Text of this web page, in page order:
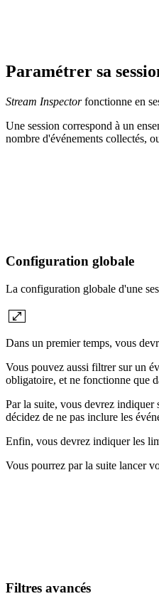
Paramétrer sa
Stream Inspectorfonctionne en
Une session correspond à un
nombre d'événements collectés,
Configuration globale
La configuration globale d'une
Dans un premier temps, vous
Vous pouvez aussi filtrer sur un
obligatoire, et ne fonctionne que
Par la suite, vous devrez
décidez de ne pas inclure les
Enfin, vous devrez indiquer les
Vous pourrez par la suite lancer
Filtres avancés